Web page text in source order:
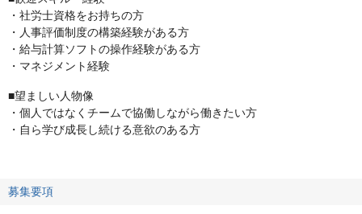
・社労士資格をお持ちの方
・人事評価制度の構築経験がある方
・給与計算ソフトの操作経験がある方
・マネジメント経験
■望ましい人物像
・個人ではなくチームで協働しながら働きたい方
・自ら学び成長し続ける意欲のある方
募集要項